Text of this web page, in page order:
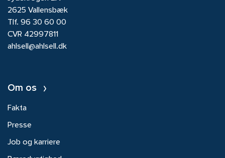
2625 Vallensbæk
Tlf. 96 30 60 00
CVR 42997811
ahlsell@ahlsell.dk
Om os
Fakta
Presse
Job og karriere